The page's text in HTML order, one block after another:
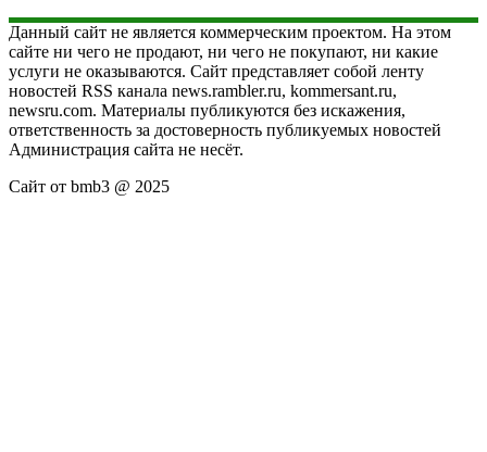
Данный сайт не является коммерческим проектом. На этом
сайте ни чего не продают, ни чего не покупают, ни какие
услуги не оказываются. Сайт представляет собой ленту
новостей RSS канала news.rambler.ru, kommersant.ru,
newsru.com. Материалы публикуются без искажения,
ответственность за достоверность публикуемых новостей
Администрация сайта не несёт.
Сайт от bmb3 @ 2025